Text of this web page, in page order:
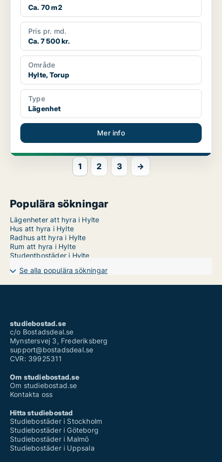
Ca. 70 m2
Pris pr. md.
Ca. 7 500 kr.
Område
Hylte, Torup
Type
Lägenhet
Mer info
1 2 3 →
Populära sökningar
Lägenheter att hyra i Hylte
Hus att hyra i Hylte
Radhus att hyra i Hylte
Rum att hyra i Hylte
Studentbostäder i Hylte
Se alla populära sökningar
studiebostad.se
c/o Bostadsdeal.se
Mynstersvej 3, Frederiksberg
support@bostadsdeal.se
CVR: 39925311
Om studiebostad.se
Om studiebostad.se
Kontakta oss
Hitta studiebostad
Studiebostäder i Stockholm
Studiebostäder i Göteborg
Studiebostäder i Malmö
Studiebostäder i Uppsala